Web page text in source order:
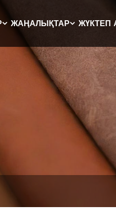
ЖАҢАЛЫҚТАР ЖҮКТЕП